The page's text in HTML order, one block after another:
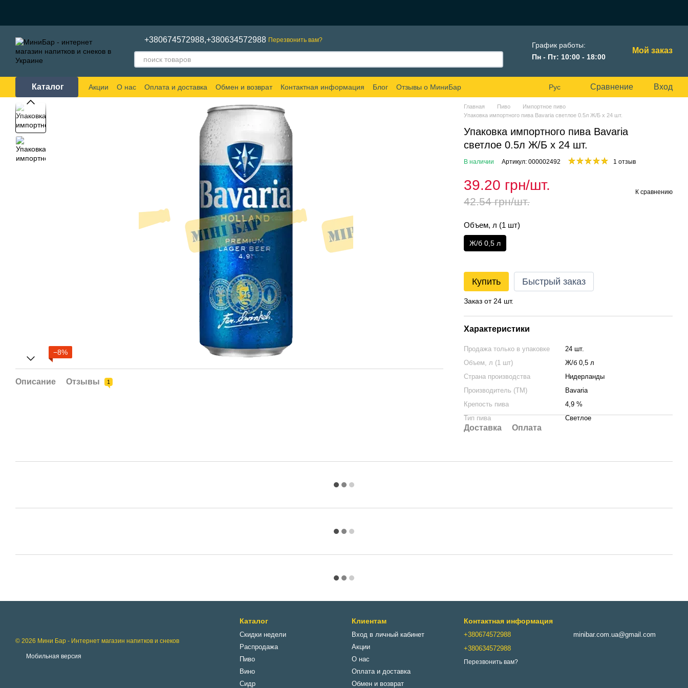
+380674572988,+380634572988 Перезвонить вам?
График работы:
Пн - Пт: 10:00 - 18:00
Мой заказ
Каталог Акции О нас Оплата и доставка Обмен и возврат Контактная информация Блог Отзывы о МиниБар Рус Сравнение Вход
−8%
Описание Отзывы 1
Главная Пиво
Импортное пиво
Упаковка импортного пива Bavaria светлое 0.5л Ж/Б х 24 шт.
Упаковка импортного пива Bavaria
светлое 0.5л Ж/Б х 24 шт.
В наличии Артикул: 000002492 1 отзыв
39.20 грн/шт.
42.54 грн/шт.
К сравнению
Объем, л (1 шт)
Ж/б 0,5 л
Купить Быстрый заказ
Заказ от 24 шт.
Характеристики
Продажа только в упаковке
24 шт.
Объем, л (1 шт)
Ж/б 0,5 л
Страна производства
Нидерланды
Производитель (ТМ)
Bavaria
Крепость пива
4,9 %
Тип пива
Светлое
Доставка Оплата
© 2026 Мини Бар - Интернет магазин напитков и снеков
Мобильная версия
Каталог
Скидки недели
Распродажа
Пиво
Вино
Сидр
Клиентам
Вход в личный кабинет
Акции
О нас
Оплата и доставка
Обмен и возврат
Контактная информация
+380674572988
+380634572988
Перезвонить вам?
minibar.com.ua@gmail.com